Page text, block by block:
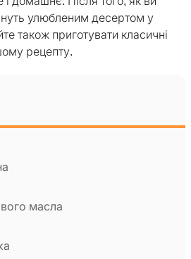
улюбленим десертом у
також приготувати класичні
рецепту.
масла